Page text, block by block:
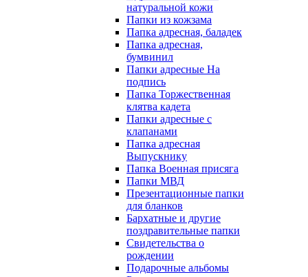
натуральной кожи
Папки из кожзама
Папка адресная, баладек
Папка адресная,
бумвинил
Папки адресные На
подпись
Папка Торжественная
клятва кадета
Папки адресные с
клапанами
Папка адресная
Выпускнику
Папка Военная присяга
Папки МВД
Презентационные папки
для бланков
Бархатные и другие
поздравительные папки
Свидетельства о
рождении
Подарочные альбомы